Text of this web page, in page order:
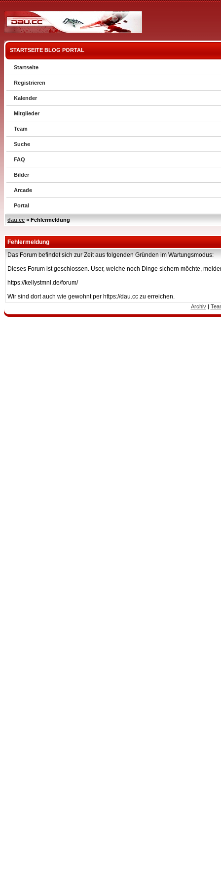
STARTSEITE BLOG PORTAL
Startseite
Registrieren
Kalender
Mitglieder
Team
Suche
FAQ
Bilder
Arcade
Portal
dau.cc » Fehlermeldung
Fehlermeldung
Das Forum befindet sich zur Zeit aus folgenden Gründen im Wartungsmodus:
Dieses Forum ist geschlossen. User, welche noch Dinge sichern möchte,
https://kellystmnl.de/forum/
Wir sind dort auch wie gewohnt per https://dau.cc zu erreichen.
Archiv|